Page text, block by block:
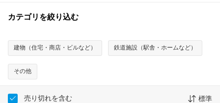
カテゴリを絞り込む
建物（住宅・商店・ビルなど） 鉄道施設（駅舎・ホームなど）
その他
売り切れを含む 標準